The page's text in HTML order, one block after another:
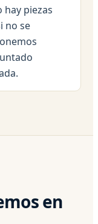
piezas
no se
en